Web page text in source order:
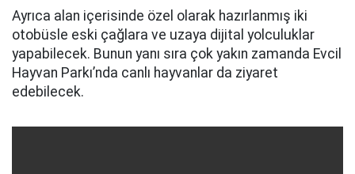
Ayrıca alan içerisinde özel olarak hazırlanmış iki
otobüsle eski çağlara ve uzaya dijital yolculuklar
yapabilecek. Bunun yanı sıra çok yakın zamanda Evcil
Hayvan Parkı’nda canlı hayvanlar da ziyaret
edebilecek.